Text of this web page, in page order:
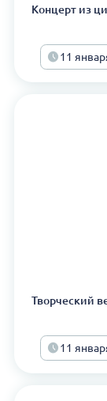
Концерт из
11
Творческий
11